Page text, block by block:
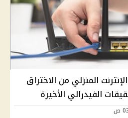
المنزلي من الاختراق
الفيدرالي الأخيرة